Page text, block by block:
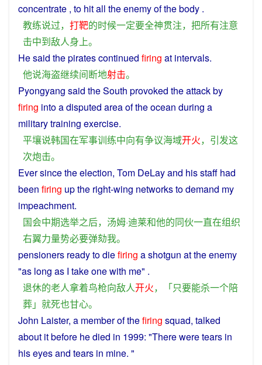
concentrate , to hitall theenemyofthebody .
教练说过， 打靶的时候一定要全神贯注， 把所有注意
击中到敌人身上。
Hesaid thepiratescontinued firing at intervals.
他说海盗继续间断地射击。
Pyongyang said theSouth provoked theattackby
firing intoadisputed areaoftheocean during a
military training exercise.
平壤说韩国在军事训练中向有争议海域开火， 引发这
次炮击。
Eversincetheelection, Tom DeLayand hisstaff had
been firing up the right-wing networkstodemand my
impeachment.
国会中期选举之后，汤姆·迪莱和他的同伙一直在组织
右翼力量势必要弹劾我。
pensioners readytodiefiring ashotgun attheenemy
"as long as I takeone with me" .
退休的老人拿着鸟枪向敌人开火，「只要能杀一个陪
葬」 就死也甘心。
John Laister, a memberof thefiring squad, talked
about itbefore hedied in 1999: "There weretears in
hiseyesand tears in mine. "